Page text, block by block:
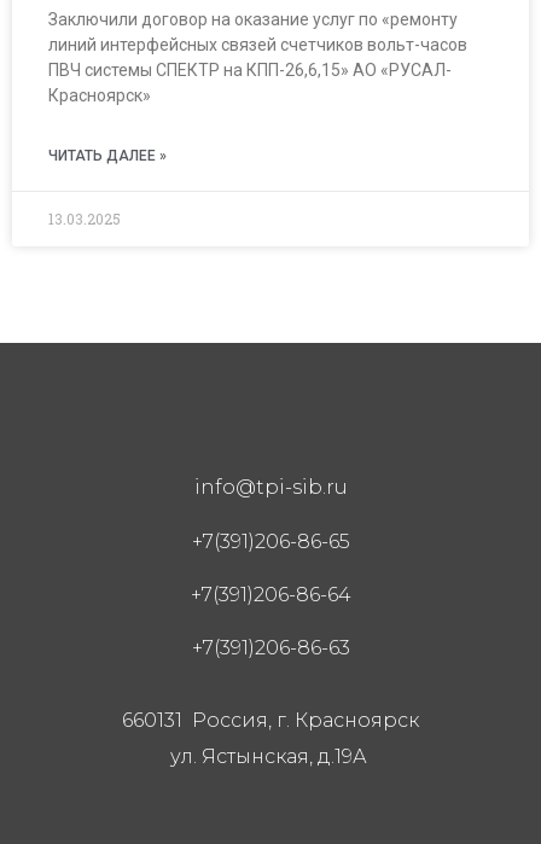
Заключили договор на оказание услуг по «ремонту
линий интерфейсных связей счетчиков вольт-часов
ПВЧ системы СПЕКТР на КПП-26,6,15» АО «РУСАЛ-
Красноярск»
ЧИТАТЬ ДАЛЕЕ »
13.03.2025
info@tpi-sib.ru
+7(391)206-86-65
+7(391)206-86-64
+7(391)206-86-63
660131 Россия, г. Красноярск
ул. Ястынская, д.19А